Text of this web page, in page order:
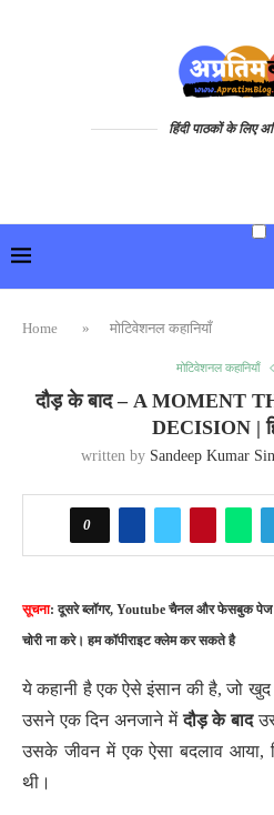
हिंदी पाठकों के लिए
Home » मोटिवेशनल कहानियाँ
मोटिवेशनल कहानियाँ
दौड़ के बाद – A MOMENT
DECISION |
written by Sandeep Kumar
0
सूचना: दूसरे ब्लॉगर, Youtube चैनल और फेसबुक पेज
चोरी ना करे। हम कॉपीराइट क्लेम कर सकते है
ये कहानी है एक ऐसे इंसान की है, जो
उसने एक दिन अनजाने मेंदौड़ के बाद
उसके जीवन में एक ऐसा बदलाव आया,
थी।